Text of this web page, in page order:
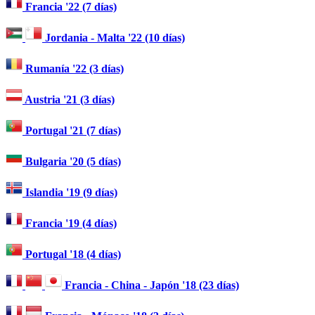
Francia '22 (7 días)
Jordania - Malta '22 (10 días)
Rumanía '22 (3 días)
Austria '21 (3 días)
Portugal '21 (7 días)
Bulgaria '20 (5 días)
Islandia '19 (9 días)
Francia '19 (4 días)
Portugal '18 (4 días)
Francia - China - Japón '18 (23 días)